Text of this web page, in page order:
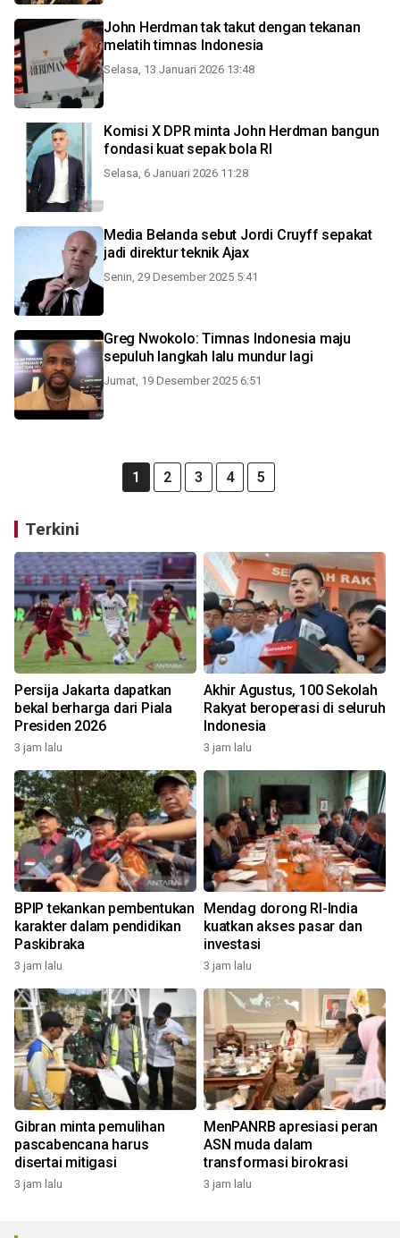
John Herdman tak takut dengan tekanan
melatih timnas Indonesia
Selasa, 13 Januari 2026 13:48
Komisi X DPR minta John Herdman bangun
fondasi kuat sepak bola RI
Selasa, 6 Januari 2026 11:28
Media Belanda sebut Jordi Cruyff sepakat
jadi direktur teknik Ajax
Senin, 29 Desember 2025 5:41
Greg Nwokolo: Timnas Indonesia maju
sepuluh langkah lalu mundur lagi
Jumat, 19 Desember 2025 6:51
1 2 3 4 5
Terkini
Persija Jakarta dapatkan
bekal berharga dari Piala
Presiden 2026
3 jam lalu
Akhir Agustus, 100 Sekolah
Rakyat beroperasi di seluruh
Indonesia
3 jam lalu
BPIP tekankan pembentukan
karakter dalam pendidikan
Paskibraka
3 jam lalu
Mendag dorong RI-India
kuatkan akses pasar dan
investasi
3 jam lalu
Gibran minta pemulihan
pascabencana harus
disertai mitigasi
3 jam lalu
MenPANRB apresiasi peran
ASN muda dalam
transformasi birokrasi
3 jam lalu